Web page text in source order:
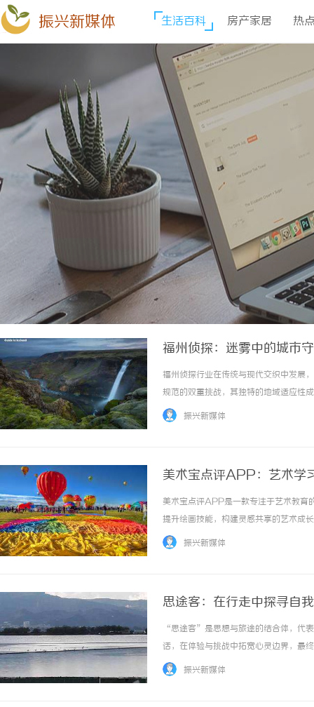
振兴新媒体 生活百科 房产家居 热
福州侦探：迷雾中的城市
福州侦探行业在传统与现代交织中发展
规范的双重挑战，其独特的地域适应性
振兴新媒体
美术宝点评APP：艺术学
美术宝点评APP是一款专注于艺术教育
提升绘画技能，构建灵感共享的艺术成
振兴新媒体
思途客：在行走中探寻自
“思途客”是思想与旅途的结合体，代
话，在体验与挑战中拓宽心灵边界，最
振兴新媒体